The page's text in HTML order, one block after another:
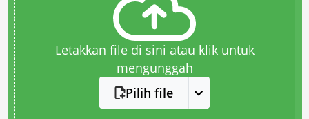
Letakkan file di sini atau klik untuk
mengunggah
Pilih file